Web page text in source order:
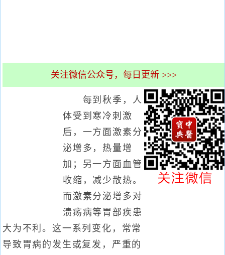
关注微信公众号，每日更新 >>>
每到秋季，人
体受到寒冷刺激
后，一方面激素分
泌增多，热量增
加；另一方面血管
收缩，减少散热。
而激素分泌增多对
溃疡病等胃部疾患
大为不利。这一系列变化，常常
导致胃病的发生或复发，严重的